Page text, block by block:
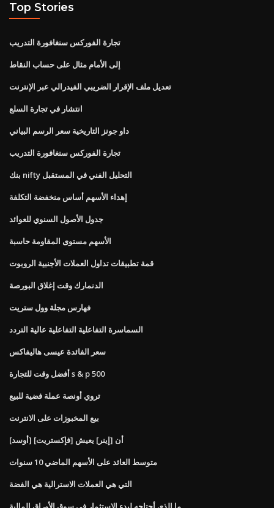
Top Stories
تجارة الفوركس سنغافورة التدريب
إلى الأمام مثال على حساب النقاط
تعديل ملف الإقرار الضريبي الفيدرالي عبر الإنترنت
انتشار في تجارة السلع
داو جونز التاريخية سعر الرسم البياني
تجارة الفوركس سنغافورة التدريب
بنك nifty التحليل الفني في المستقبل
إهداء الأسهم أساس منخفضة التكلفة
جدول الأصول السنوي للعوائد
الأسهم مستوى المقاومة حاسبة
قمة تطبيقات تداول العملات الأجنبية الروبوت
الدنمارك وقت إغلاق البورصة
فهارس مجلة وول ستريت
السماسرة التفاعلية التفاعلية عالية التردد
سعر الفائدة عيسى هاليفاكس
أفضل وقت للتجارة s & p 500
تروي أونصة عملة فضية للبيع
بيع المخبوزات على الانترنت
[أوسد] أن [إينر] يعيش [فإكستريت]
متوسط ​​العائد على الأسهم الماضي 10 سنوات
التي هي العملات الاسترالية هي الفضة